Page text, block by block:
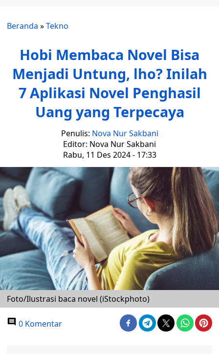
Beranda »Tekno
Hobi Membaca Novel Bisa
Menjadi Untung, lho? Inilah
7 Aplikasi Novel Penghasil
Uang yang Terpecaya
Penulis: Nova Nur Sakbani
Editor: Nova Nur Sakbani
Rabu, 11 Des 2024 - 17:33
Foto/Ilustrasi baca novel (iStockphoto)
0 Komentar